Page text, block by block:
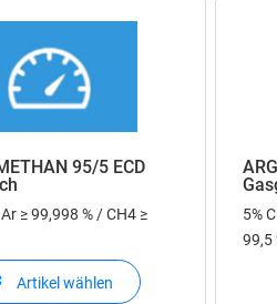
95/5 ECD
Ar ≥ 99,998 % / CH4 ≥
Artikel wählen
5%
99,5